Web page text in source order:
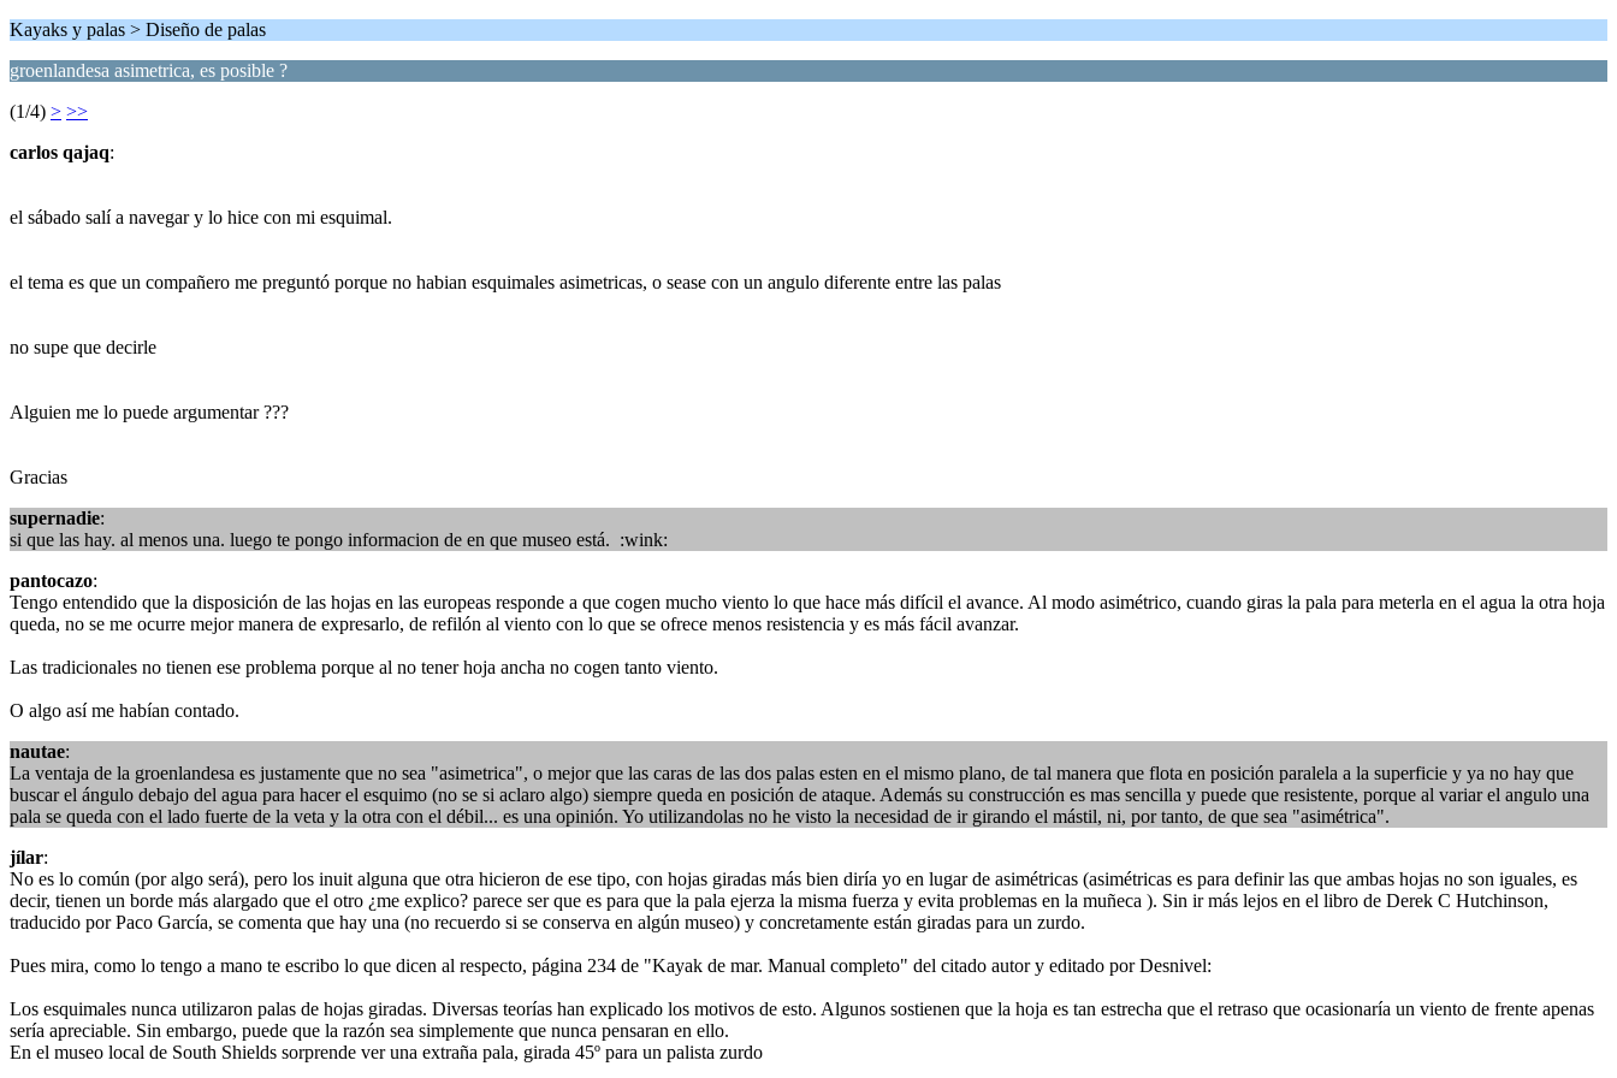
Kayaks y palas > Diseño de palas
groenlandesa asimetrica, es posible ?
(1/4) > >>
carlos qajaq:
el sábado salí a navegar y lo hice con mi esquimal.
el tema es que un compañero me preguntó porque no habian esquimales asimetricas, o sease con un angulo diferente entre las palas
no supe que decirle
Alguien me lo puede argumentar ???
Gracias
supernadie:
si que las hay. al menos una. luego te pongo informacion de en que museo está. :wink:
pantocazo:
Tengo entendido que la disposición de las hojas en las europeas responde a que cogen mucho viento lo que hace más difícil el avance. Al modo asimétrico, cuando giras la pala para meterla en el agua la otra hoja
queda, no se me ocurre mejor manera de expresarlo, de refilón al viento con lo que se ofrece menos resistencia y es más fácil avanzar.
Las tradicionales no tienen ese problema porque al no tener hoja ancha no cogen tanto viento.
O algo así me habían contado.
nautae:
La ventaja de la groenlandesa es justamente que no sea "asimetrica", o mejor que las caras de las dos palas esten en el mismo plano, de tal manera que flota en posición paralela a la superficie y ya no hay que
buscar el ángulo debajo del agua para hacer el esquimo (no se si aclaro algo) siempre queda en posición de ataque. Además su construcción es mas sencilla y puede que resistente, porque al variar el angulo una
pala se queda con el lado fuerte de la veta y la otra con el débil... es una opinión. Yo utilizandolas no he visto la necesidad de ir girando el mástil, ni, por tanto, de que sea "asimétrica".
jílar:
No es lo común (por algo será), pero los inuit alguna que otra hicieron de ese tipo, con hojas giradas más bien diría yo en lugar de asimétricas (asimétricas es para definir las que ambas hojas no son iguales, es
decir, tienen un borde más alargado que el otro ¿me explico? parece ser que es para que la pala ejerza la misma fuerza y evita problemas en la muñeca ). Sin ir más lejos en el libro de Derek C Hutchinson,
traducido por Paco García, se comenta que hay una (no recuerdo si se conserva en algún museo) y concretamente están giradas para un zurdo.
Pues mira, como lo tengo a mano te escribo lo que dicen al respecto, página 234 de "Kayak de mar. Manual completo" del citado autor y editado por Desnivel:
Los esquimales nunca utilizaron palas de hojas giradas. Diversas teorías han explicado los motivos de esto. Algunos sostienen que la hoja es tan estrecha que el retraso que ocasionaría un viento de frente apenas
sería apreciable. Sin embargo, puede que la razón sea simplemente que nunca pensaran en ello.
En el museo local de South Shields sorprende ver una extraña pala, girada 45º para un palista zurdo